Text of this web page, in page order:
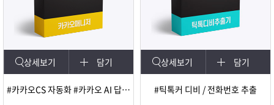
상세보기 담기
#카카오CS 자동화 #카카오 AI 답변 #카카오자동발송
상세보기 담기
#틱톡커 디비 / 전화번호 추출